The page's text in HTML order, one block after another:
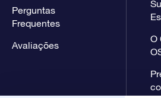
Perguntas
Frequentes
Avaliações
O